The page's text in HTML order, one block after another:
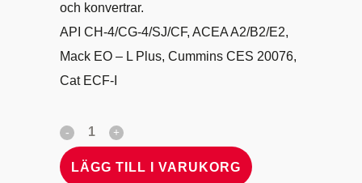
och konvertrar.
API CH-4/CG-4/SJ/CF, ACEA A2/B2/E2,
Mack EO – L Plus, Cummins CES 20076,
Cat ECF-I
LÄGG TILL I VARUKORG